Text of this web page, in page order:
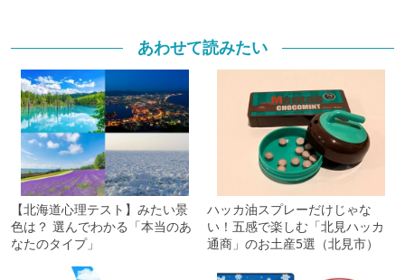
あわせて読みたい
【北海道心理テスト】みたい景
色は？ 選んでわかる「本当のあ
なたのタイプ」
ハッカ油スプレーだけじゃな
い！五感で楽しむ「北見ハッカ
通商」のお土産5選（北見市）